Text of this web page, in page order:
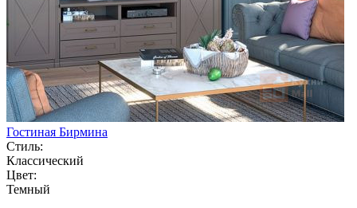
Гостиная Бирмина
Стиль:
Классический
Цвет:
Темный